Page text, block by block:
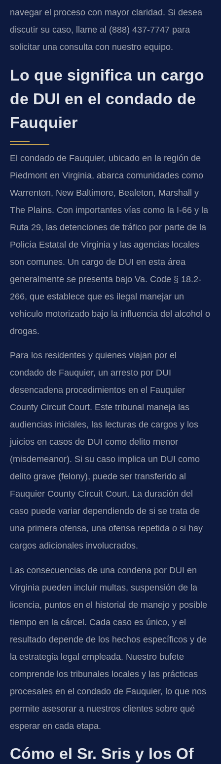
navegar el proceso con mayor claridad. Si desea
discutir su caso, llame al (888) 437-7747 para
solicitar una consulta con nuestro equipo.
Lo que significa un cargo
de DUI en el condado de
Fauquier
El condado de Fauquier, ubicado en la región de
Piedmont en Virginia, abarca comunidades como
Warrenton, New Baltimore, Bealeton, Marshall y
The Plains. Con importantes vías como la I-66 y la
Ruta 29, las detenciones de tráfico por parte de la
Policía Estatal de Virginia y las agencias locales
son comunes. Un cargo de DUI en esta área
generalmente se presenta bajo Va. Code § 18.2-
266, que establece que es ilegal manejar un
vehículo motorizado bajo la influencia del alcohol o
drogas.
Para los residentes y quienes viajan por el
condado de Fauquier, un arresto por DUI
desencadena procedimientos en el Fauquier
County Circuit Court. Este tribunal maneja las
audiencias iniciales, las lecturas de cargos y los
juicios en casos de DUI como delito menor
(misdemeanor). Si su caso implica un DUI como
delito grave (felony), puede ser transferido al
Fauquier County Circuit Court. La duración del
caso puede variar dependiendo de si se trata de
una primera ofensa, una ofensa repetida o si hay
cargos adicionales involucrados.
Las consecuencias de una condena por DUI en
Virginia pueden incluir multas, suspensión de la
licencia, puntos en el historial de manejo y posible
tiempo en la cárcel. Cada caso es único, y el
resultado depende de los hechos específicos y de
la estrategia legal empleada. Nuestro bufete
comprende los tribunales locales y las prácticas
procesales en el condado de Fauquier, lo que nos
permite asesorar a nuestros clientes sobre qué
esperar en cada etapa.
Cómo el Sr. Sris y los Of